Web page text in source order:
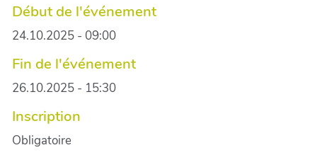
Début de l'événement
24.10.2025 - 09:00
Fin de l'événement
26.10.2025 - 15:30
Inscription
Obligatoire